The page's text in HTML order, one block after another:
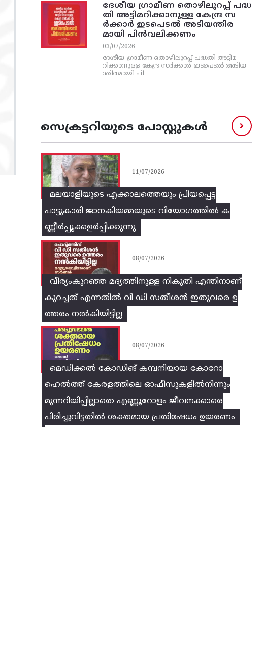
ദേശീയ ഗ്രാമീണ തൊഴിലുറപ്പ്‌ പദ്ധ
തി അട്ടിമറിക്കാനുള്ള കേന്ദ്ര സ
ര്‍ക്കാര്‍ ഇടപെടല്‍ അടിയന്തിര
മായി പിന്‍വലിക്കണം
03/07/2026
ദേശീയ ഗ്രാമീണ തൊഴിലുറപ്പ്‌ പദ്ധതി അട്ടിമ
റിക്കാനുള്ള കേന്ദ്ര സര്‍ക്കാര്‍ ഇടപെടല്‍ അടിയ
ന്തിരമായി പി
സെക്രട്ടറിയുടെ പോസ്റ്റുകൾ
മലയാളിയുടെ എക്കാലത്തെയും പ്രിയപ്പെട്ട
പാട്ടുകാരി ജാനകിയമ്മയുടെ വിയോഗത്തിൽ ക
ണ്ണീർപ്പൂക്കളർപ്പിക്കുന്നു
11/07/2026
വീര്യംകുറഞ്ഞ മദ്യത്തിനുള്ള നികുതി എന്തിനാണ്
കുറച്ചത് എന്നതിൽ വി ഡി സതീശൻ ഇതുവരെ ഉ
ത്തരം നൽകിയിട്ടില്ല
08/07/2026
മെഡിക്കൽ കോഡിങ് കമ്പനിയായ കോറോ
ഹെൽത്ത് കേരളത്തിലെ ഓഫീസുകളിൽനിന്നും
മുന്നറിയിപ്പില്ലാതെ എണ്ണൂറോളം ജീവനക്കാരെ
പിരിച്ചുവിട്ടതിൽ‌ ശക്തമായ പ്രതിഷേധം ഉയരണം
08/07/2026